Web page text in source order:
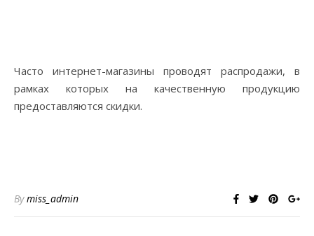
Часто интернет-магазины проводят распродажи, в
рамках которых на качественную продукцию
предоставляются скидки.
Bymiss_admin